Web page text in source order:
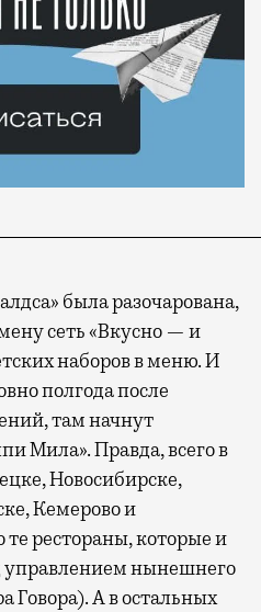
была разочарована,
сеть «Вкусно — и
наборов в меню. И
полгода после
там начнут
Мила». Правда, всего в
Новосибирске,
Кемерово и
те рестораны, которые и
управлением нынешнего
Говора). А в остальных